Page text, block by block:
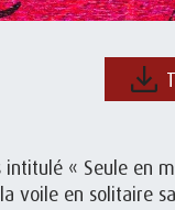
« Seule en
voile en solitaire